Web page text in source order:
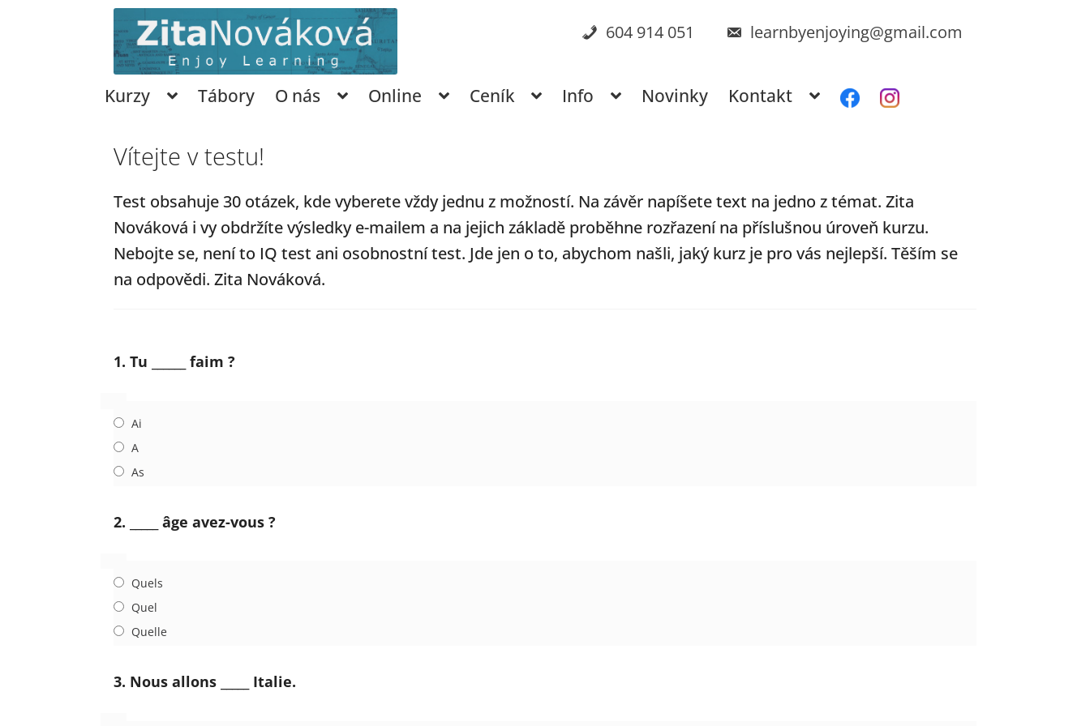
Přeskočit
na
navigaci
Přejít
k
obsahu
webu
604 914 051 learnbyenjoying@gmail.com
Kurzy Tábory O nás Online Ceník Info Novinky Kontakt
Vítejte v testu!
Test obsahuje 30 otázek, kde vyberete vždy jednu z možností. Na závěr napíšete text na jedno z témat. Zita
Nováková i vy obdržíte výsledky e-mailem a na jejich základě proběhne rozřazení na příslušnou úroveň kurzu.
Nebojte se, není to IQ test ani osobnostní test. Jde jen o to, abychom našli, jaký kurz je pro vás nejlepší. Těším se
na odpovědi. Zita Nováková.
1. Tu ______ faim ?
Ai
A
As
2. _____ âge avez-vous ?
Quels
Quel
Quelle
3. Nous allons _____ Italie.